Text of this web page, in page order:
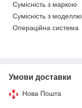
Сумісність з маркою
Сумісність з моделлю
Операційна система
Умови доставки
Нова Пошта